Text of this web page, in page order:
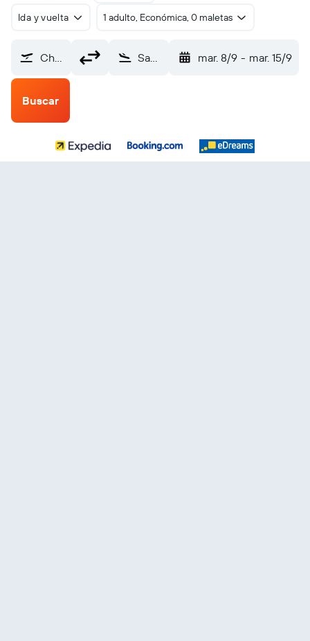
Ida y vuelta 1 adulto, Económica, 0 maletas
Chess Lamberton (FKL) San Salvador Internacional de El Salvador (SAL) mar. 8/9 - mar. 15/9
Buscar